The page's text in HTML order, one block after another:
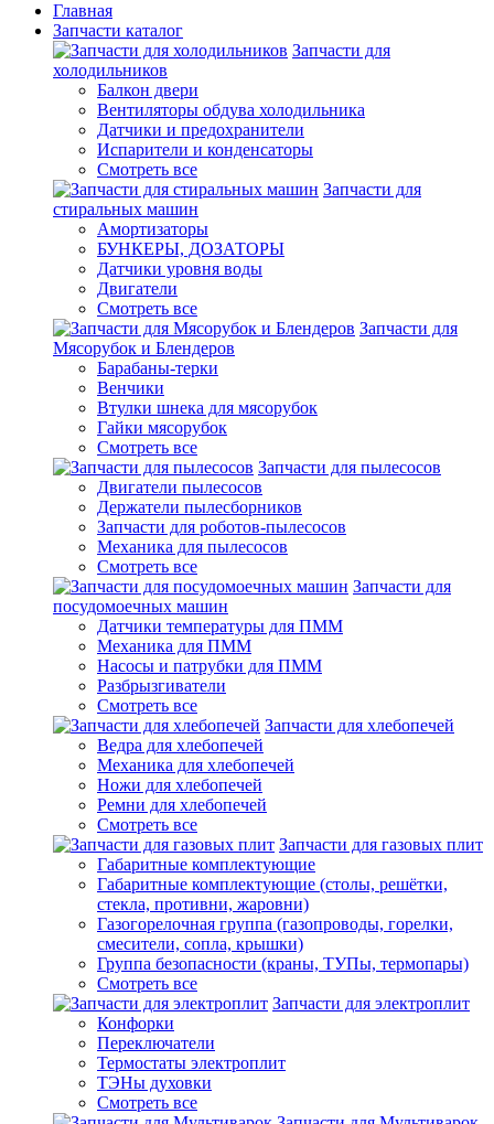
Главная
Запчасти каталог
Запчасти для
холодильников
Балкон двери
Вентиляторы обдува холодильника
Датчики и предохранители
Испарители и конденсаторы
Смотреть все
Запчасти для
стиральных машин
Амортизаторы
БУНКЕРЫ, ДОЗАТОРЫ
Датчики уровня воды
Двигатели
Смотреть все
Запчасти для
Мясорубок и Блендеров
Барабаны-терки
Венчики
Втулки шнека для мясорубок
Гайки мясорубок
Смотреть все
Запчасти для пылесосов
Двигатели пылесосов
Держатели пылесборников
Запчасти для роботов-пылесосов
Механика для пылесосов
Смотреть все
Запчасти для
посудомоечных машин
Датчики температуры для ПММ
Механика для ПММ
Насосы и патрубки для ПММ
Разбрызгиватели
Смотреть все
Запчасти для хлебопечей
Ведра для хлебопечей
Механика для хлебопечей
Ножи для хлебопечей
Ремни для хлебопечей
Смотреть все
Запчасти для газовых плит
Габаритные комплектующие
Габаритные комплектующие (столы, решётки,
стекла, противни, жаровни)
Газогорелочная группа (газопроводы, горелки,
смесители, сопла, крышки)
Группа безопасности (краны, ТУПы, термопары)
Смотреть все
Запчасти для электроплит
Конфорки
Переключатели
Термостаты электроплит
ТЭНы духовки
Смотреть все